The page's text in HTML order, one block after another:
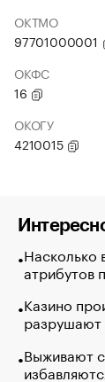
ОКТМО
97701000001
ОКФС
16
ОКОГУ
4210015
Насколько
атрибутов
Казино
разрушают
Выживают